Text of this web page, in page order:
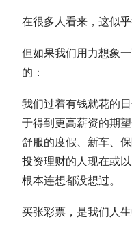
在很多人看来，这似乎
但如果我们用力想象
的：
我们过着有钱就花的
于得到更高薪资的期
舒服的度假、新车、
投资理财的人现在或
根本连想都没想过。
买张彩票，是我们人